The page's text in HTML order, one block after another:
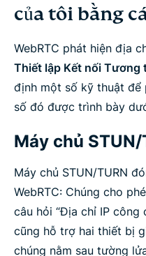
của tôi bằng
WebRTC phát hiện địa
Thiết lập Kết nối Tương
định một số kỹ thuật để
số đó được trình bày
Máy chủ STUN/
Máy chủ STUN/TURN
WebRTC: Chúng cho
câu hỏi “Địa chỉ IP công
cũng hỗ trợ hai thiết bị
chúng nằm sau tường